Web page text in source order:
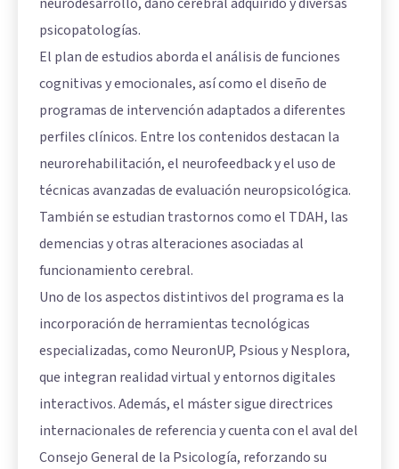
neurodesarrollo, daño cerebral adquirido y diversas
psicopatologías.
El plan de estudios aborda el análisis de funciones
cognitivas y emocionales, así como el diseño de
programas de intervención adaptados a diferentes
perfiles clínicos. Entre los contenidos destacan la
neurorehabilitación, el neurofeedback y el uso de
técnicas avanzadas de evaluación neuropsicológica.
También se estudian trastornos como el TDAH, las
demencias y otras alteraciones asociadas al
funcionamiento cerebral.
Uno de los aspectos distintivos del programa es la
incorporación de herramientas tecnológicas
especializadas, como NeuronUP, Psious y Nesplora,
que integran realidad virtual y entornos digitales
interactivos. Además, el máster sigue directrices
internacionales de referencia y cuenta con el aval del
Consejo General de la Psicología, reforzando su